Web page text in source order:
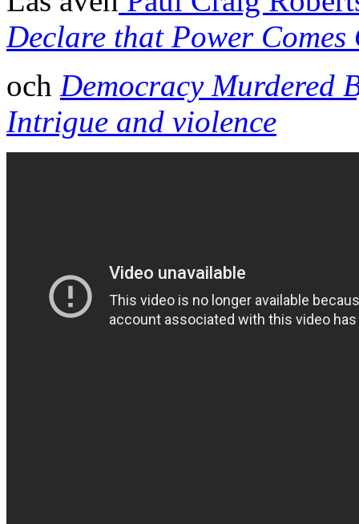
Declare that Power
och Democracy Murdered
Intrigue and violence